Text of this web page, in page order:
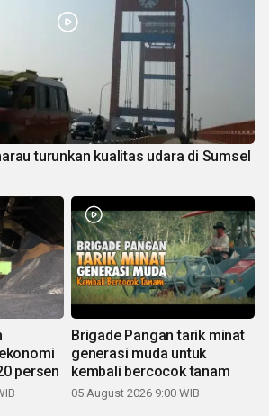
turunkan kualitas udara di Sumsel
persen
Brigade Pangan tarik minat
generasi muda untuk
kembali bercocok tanam
05 August 2026 9:00 WIB